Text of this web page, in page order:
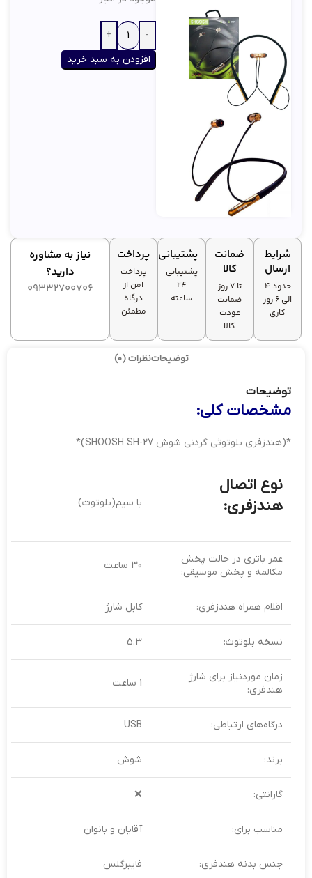
نوع باتری
افزودن به سبد خرید
شرایط
ارسال
حدود 4
الی 6 روز
کاری
ضمانت
کالا
تا ۷ روز
ضمانت
عودت
کالا
پشتیبانی
پشتیبانی
۲۴
ساعته
پرداخت
پرداخت
امن از
درگاه
مطمئن
نیاز به مشاوره
دارید؟
09332700706
توضیحاتنظرات (0)
توضیحات
مشخصات کلی:
*(هندزفری بلوتوثی گردنی شوش SHOOSH SH-27)*
نوع اتصال
هندزفری:
با سیم(بلوتوث)
عمر باتری در حالت پخش
مکالمه و پخش موسیقی:
30 ساعت
اقلام همراه هندزفری: کابل شارژ
نسخه بلوتوث: 5.3
زمان موردنیاز برای شارژ
هندفری:
1 ساعت
درگاه‌های ارتباطی: USB
برند: شوش
گارانتی: ❌
مناسب برای: آقایان و بانوان
جنس بدنه هندفری: فایبرگلس